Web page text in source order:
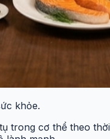
khỏe.
trong cơ thể theo